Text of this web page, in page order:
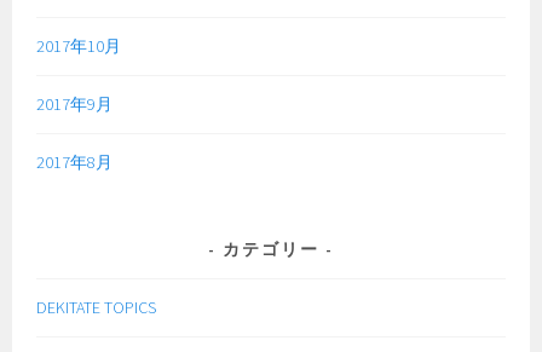
2017年10月
2017年9月
2017年8月
カテゴリー
DEKITATE TOPICS